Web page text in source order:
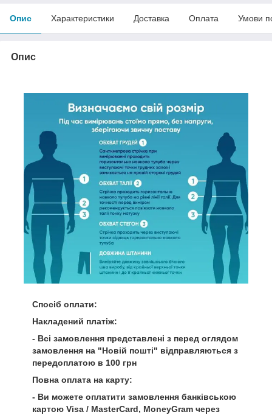
Опис Характеристики Доставка Оплата Умови
Опис
Спосіб оплати:
Накладений платіж:
- Всі замовлення представлені з перед оглядом
замовлення на "Новій пошті" відправляються з
передоплатою в 100 грн
Повна оплата на карту:
- Ви можете оплатити замовлення банківською
картою Visa / MasterCard, MoneyGram через